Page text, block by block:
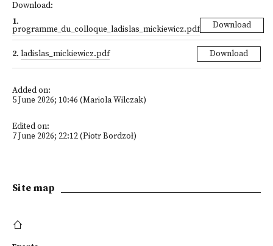
Download:
1.
programme_du_colloque_ladislas_mickiewicz.pdf Download
2. ladislas_mickiewicz.pdf Download
Added on:
5 June 2026; 10:46 (Mariola Wilczak)
Edited on:
7 June 2026; 22:12 (Piotr Bordzoł)
Site map